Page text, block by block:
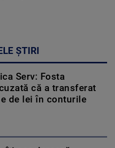
ȘTIRI
Serv: Fosta
că a transferat
de lei în conturile